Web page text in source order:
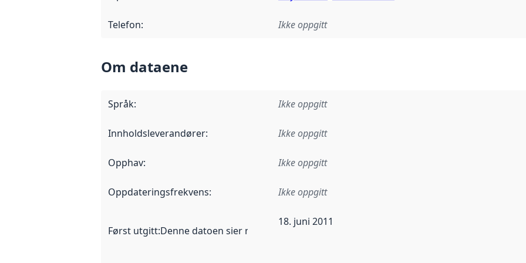
Telefon: Ikke oppgitt
Om dataene
Språk: Ikke oppgitt
Innholdsleverandører: Ikke oppgitt
Opphav: Ikke oppgitt
Oppdateringsfrekvens: Ikke oppgitt
Først utgitt:Denne datoen sier når dataene i dette datasettet første gang ble utgitt. Det kan
18. juni 2011